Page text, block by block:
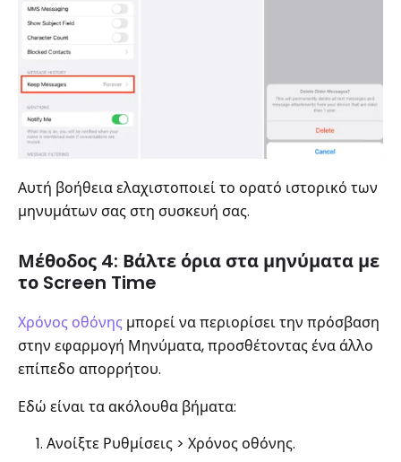
Αυτή βοήθεια ελαχιστοποιεί το ορατό ιστορικό των
μηνυμάτων σας στη συσκευή σας.
Μέθοδος 4: Βάλτε όρια στα μηνύματα με
το Screen Time
Χρόνος οθόνης μπορεί να περιορίσει την πρόσβαση
στην εφαρμογή Μηνύματα, προσθέτοντας ένα άλλο
επίπεδο απορρήτου.
Εδώ είναι τα ακόλουθα βήματα:
Ανοίξτε Ρυθμίσεις > Χρόνος οθόνης.